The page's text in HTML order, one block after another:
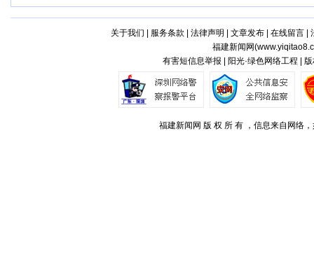
关于我们 服务条款 法律声明 文章发布| 在线留言|
福建新闻网(
有害短信息举报 | 阳光·绿色网络工程 |
福建新闻网 版 权 所 有 ，信息来自网络